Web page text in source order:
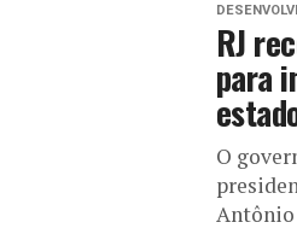
RJ
para
O
Antônio